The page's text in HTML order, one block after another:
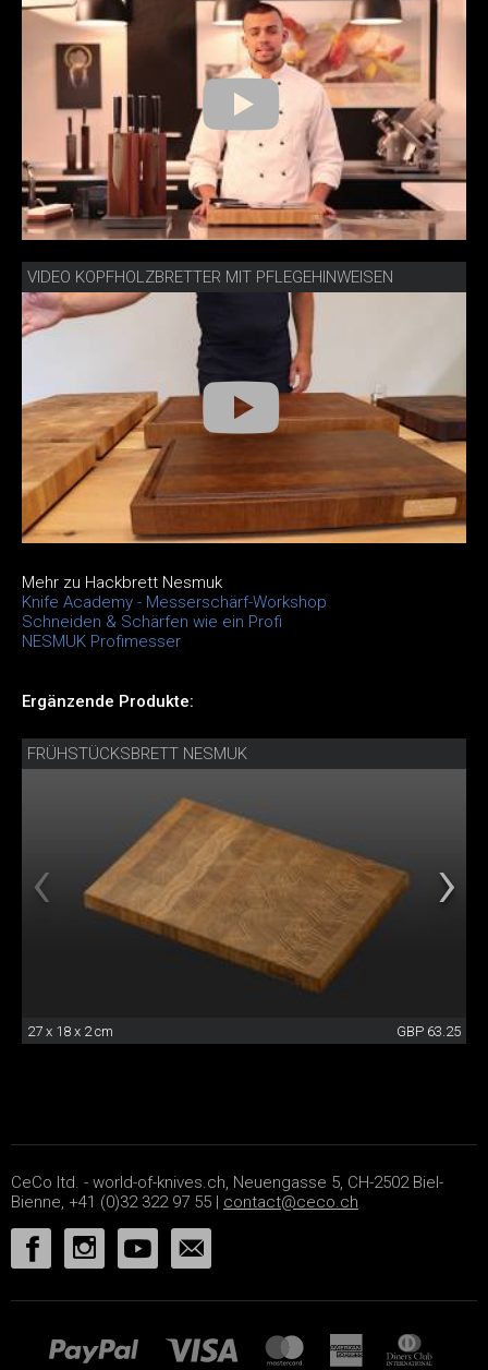
VIDEO KOPFHOLZBRETTER MIT PFLEGEHINWEISEN
Mehr zu Hackbrett Nesmuk
Knife Academy - Messerschärf-Workshop
Schneiden & Schärfen wie ein Profi
NESMUK Profimesser
Ergänzende Produkte:
FRÜHSTÜCKSBRETT NESMUK
27 x 18 x 2 cm GBP 63.25
CeCo ltd. - world-of-knives.ch, Neuengasse 5, CH-2502 Biel-
Bienne, +41 (0)32 322 97 55 | contact@ceco.ch